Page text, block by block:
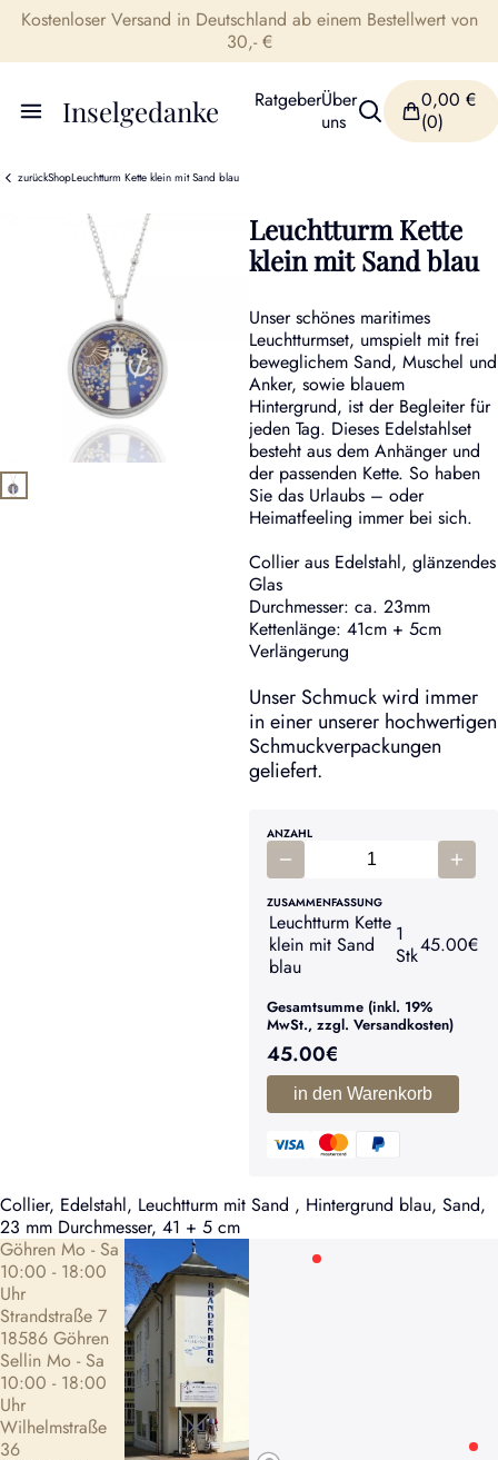
Kostenloser Versand in Deutschland ab einem Bestellwert von
30,- €
Inselgedanke RatgeberÜber
uns
0,00 €
(0)
zurückShopLeuchtturm Kette klein mit Sand blau
Leuchtturm Kette
klein mit Sand blau
Unser schönes maritimes
Leuchtturmset, umspielt mit frei
beweglichem Sand, Muschel und
Anker, sowie blauem
Hintergrund, ist der Begleiter für
jeden Tag. Dieses Edelstahlset
besteht aus dem Anhänger und
der passenden Kette. So haben
Sie das Urlaubs – oder
Heimatfeeling immer bei sich.
Collier aus Edelstahl, glänzendes
Glas
Durchmesser: ca. 23mm
Kettenlänge: 41cm + 5cm
Verlängerung
Unser Schmuck wird immer
in einer unserer hochwertigen
Schmuckverpackungen
geliefert.
ANZAHL
ZUSAMMENFASSUNG
Leuchtturm Kette
klein mit Sand
blau
1
Stk45.00€
Gesamtsumme (inkl. 19%
MwSt., zzgl. Versandkosten)
45.00€
in den Warenkorb
Collier, Edelstahl, Leuchtturm mit Sand , Hintergrund blau, Sand,
23 mm Durchmesser, 41 + 5 cm
Göhren Mo - Sa
10:00 - 18:00
Uhr
Strandstraße 7
18586 Göhren
Sellin Mo - Sa
10:00 - 18:00
Uhr
Wilhelmstraße
36